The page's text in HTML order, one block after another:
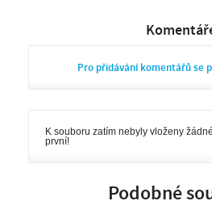
Pro přidávání komentářů se
K souboru zatím nebyly vloženy
první!
Podobné